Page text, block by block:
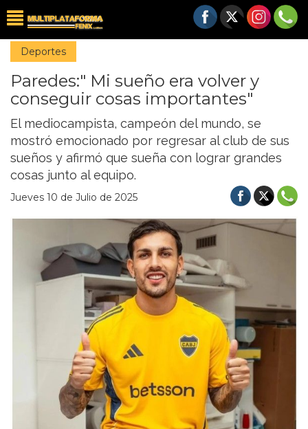
Deportes
Paredes:" Mi sueño era volver y
conseguir cosas importantes"
El mediocampista, campeón del mundo, se
mostró emocionado por regresar al club de sus
sueños y afirmó que sueña con lograr grandes
cosas junto al equipo.
Jueves 10 de Julio de 2025